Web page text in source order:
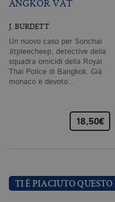
ANGKOR VAT
J. BURDETT
Un nuovo caso per Sonchai
Jitpleecheep, detective della
squadra omicidi della Royal
Thai Police di Bangkok. Già
monaco e devoto…
18,50€
TI È PIACIUTO QUESTO